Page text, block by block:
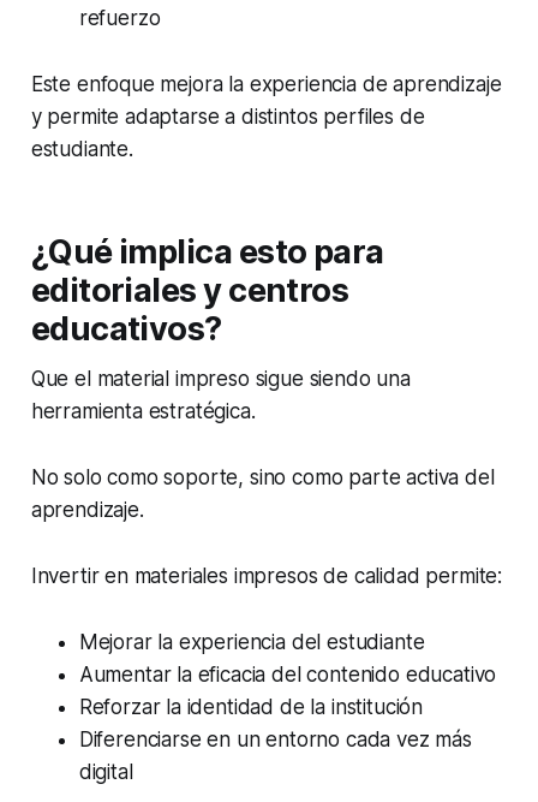
refuerzo
Este enfoque mejora la experiencia de aprendizaje
y permite adaptarse a distintos perfiles de
estudiante.
¿Qué implica esto para
editoriales y centros
educativos?
Que el material impreso sigue siendo una
herramienta estratégica.
No solo como soporte, sino como parte activa del
aprendizaje.
Invertir en materiales impresos de calidad permite:
Mejorar la experiencia del estudiante
Aumentar la eficacia del contenido educativo
Reforzar la identidad de la institución
Diferenciarse en un entorno cada vez más
digital